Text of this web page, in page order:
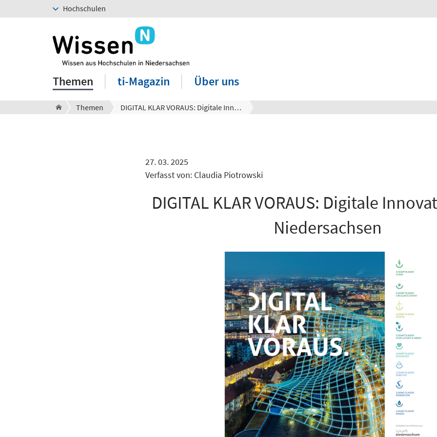
Hochschulen
Themen ti-Magazin Über uns
Themen DIGITAL KLAR VORAUS: Digitale Innovationen für Niedersachsen
27. 03. 2025
Verfasst von: Claudia Piotrowski
DIGITAL KLAR VORAUS: Digitale
Niedersachsen